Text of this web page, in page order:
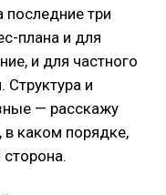
последние три
плана и для
и для частного
Структура и
— расскажу
в каком порядке,